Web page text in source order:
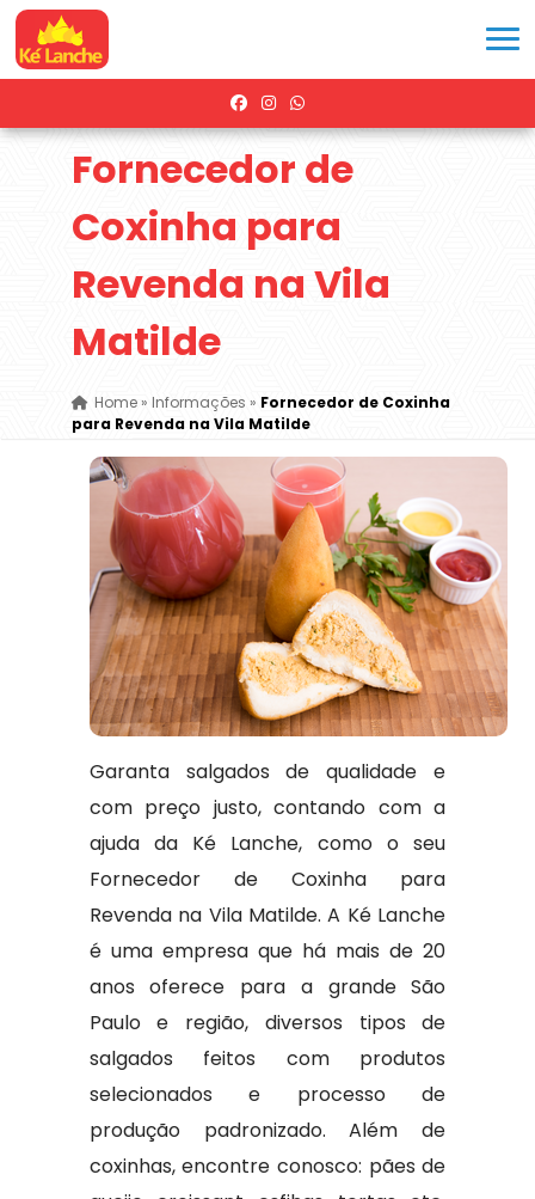
Fornecedor de
Coxinha para
Revenda na Vila
Matilde
Home» Informações » Fornecedor de Coxinha
para Revenda na Vila Matilde
Garanta salgados de qualidade e
com preço justo, contando com a
ajuda da Ké Lanche, como o seu
Fornecedor de Coxinha para
Revenda na Vila Matilde. A Ké Lanche
é uma empresa que há mais de 20
anos oferece para a grande São
Paulo e região, diversos tipos de
salgados feitos com produtos
selecionados e processo de
produção padronizado. Além de
coxinhas, encontre conosco: pães de